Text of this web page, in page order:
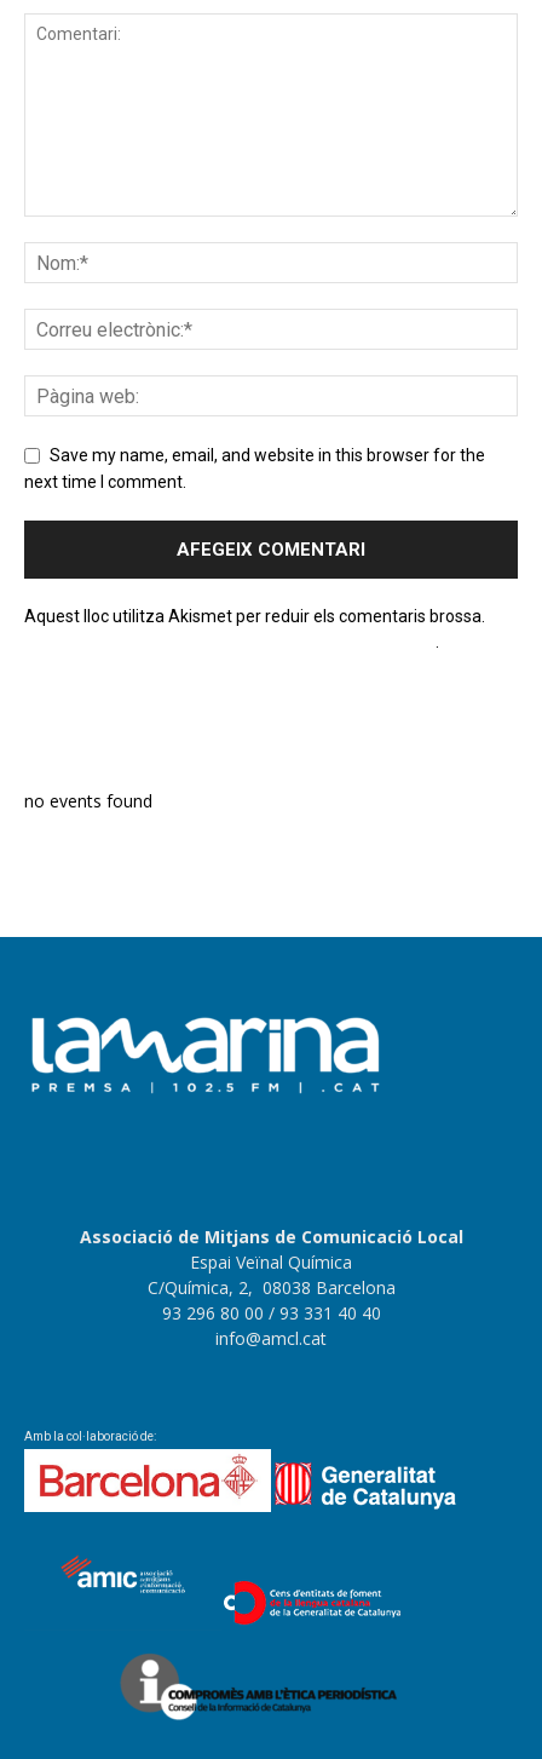
Save my name, email, and website in this browser for the
next time I comment.
Aquest lloc utilitza Akismet per reduir els comentaris brossa.
no events found
Associació de Mitjans de Comunicació Local
Espai Veïnal Química
C/Química, 2, 08038 Barcelona
93 296 80 00 / 93 331 40 40
info@amcl.cat
Amb la col·laboració de: